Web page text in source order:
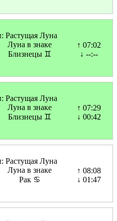
Луна в знаке
Близнецы ♊
↑ 07:02
↓ --:--
Луна в знаке
Близнецы ♊
↑ 07:29
↓ 00:42
Луна в знаке
Рак ♋
↑ 08:08
↓ 01:47